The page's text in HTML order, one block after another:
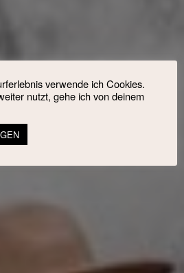
verwende ich Cookies.
nutzt, gehe ich von deinem